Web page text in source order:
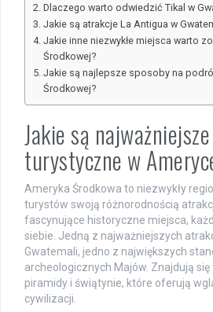
Dlaczego warto odwiedzić Tikal w
Jakie są atrakcje La Antigua w
Jakie inne niezwykłe miejsca warto
Środkowej?
Jakie są najlepsze sposoby na
Środkowej?
Jakie są
turystyczne w
Ameryka Środkowa to niezwykły
turystów swoją różnorodnością
fascynujące historyczne miejsca,
siebie. Jedną z najważniejszych
Gwatemali, jedno z największych
archeologicznych Majów. Znajdują
piramidy i świątynie, które oferują
cywilizacji.